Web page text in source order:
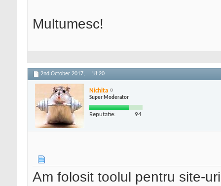
Multumesc!
2nd October 2017, 18:20
Nichita
Super Moderator
Reputatie: 94
Am folosit toolul pentru site-